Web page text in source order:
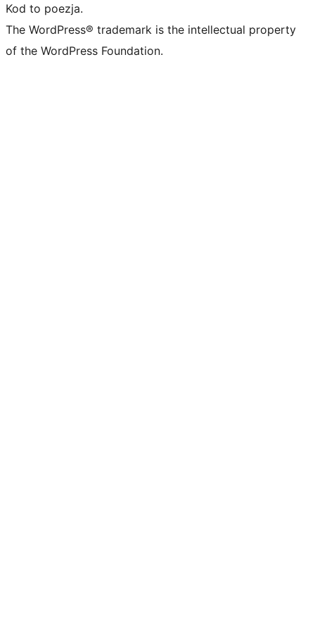
Kod to poezja.
The WordPress® trademark is the intellectual property
of the WordPress Foundation.